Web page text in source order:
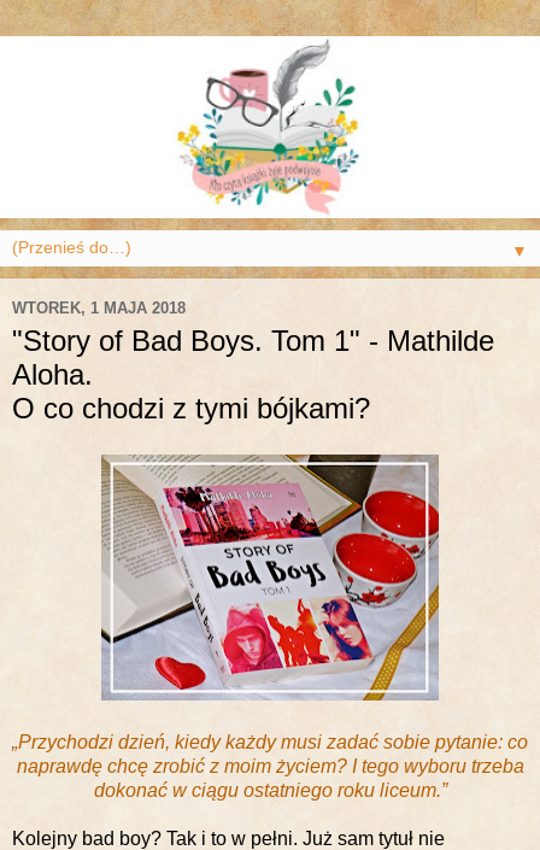
▼
WTOREK, 1 MAJA 2018
"Story of Bad Boys. Tom 1" - Mathilde
Aloha.
O co chodzi z tymi bójkami?
„Przychodzi dzień, kiedy każdy musi zadać sobie pytanie: co
naprawdę chcę zrobić z moim życiem? I tego wyboru trzeba
dokonać w ciągu ostatniego roku liceum.”
Kolejny bad boy? Tak i to w pełni. Już sam tytuł nie